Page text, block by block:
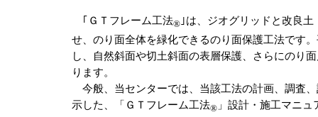
｢ＧＴフレーム工法® ｣は、ジオグリッドと改良
せ、のり面全体を緑化できるのり面保護工法です
し、自然斜面や切土斜面の表層保護、さらにのり
ります。
今般、当センターでは、当該工法の計画、調査
示した、「ＧＴフレーム工法® 」設計・施工マニ